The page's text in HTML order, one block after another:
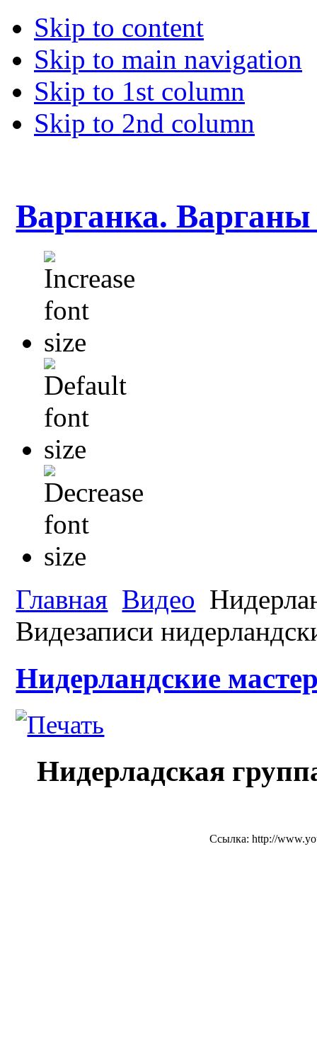
Skip to content
Skip to main navigation
Skip to 1st column
Skip to 2nd column
Варганка. Варганы
Главная Видео
Видезаписи
Нидерландские
Нидерладская
Ссылка: http://